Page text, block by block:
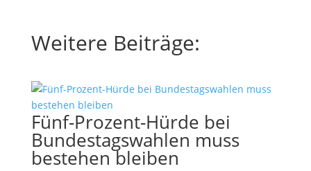
Weitere Beiträge:
Fünf-Prozent-Hürde bei
Bundestagswahlen muss
bestehen bleiben